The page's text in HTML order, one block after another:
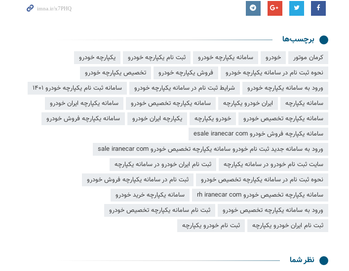
برچسب‌ها
کرمان موتور خودرو سامانه یکپارچه خودرو ثبت نام یکپارچه خودرو
یکپارچه خودرو
نحوه ثبت نام در سامانه یکپارچه خودرو
فروش یکپارچه خودرو
تخصیص یکپارچه خودرو
ورود به سامانه یکپارچه خودرو
شرایط ثبت نام در سامانه یکپارچه خودرو
سامانه ثبت نام یکپارچه خودرو ۱۴۰۱
سامانه یکپارچه
ایران خودرو یکپارچه سامانه یکپارچه تخصیص خودرو
سامانه یکپارچه ایران خودرو
سامانه يكپارچه تخصیص خودرو
خودرو یکپارچه یکپارچه ایران خودرو
سامانه یکپارچه فروش خودرو
سامانه یکپارچه فروش خودرو esale iranecar com
ورود به سامانه جدید ثبت نام خودرو سامانه یکپارچه تخصیص خودرو sale iranecar com
سایت ثبت نام خودرو در سامانه یکپارچه
ثبت نام ایران خودرو در سامانه یکپارچه
نحوه ثبت نام در سامانه یکپارچه تخصیص خودرو
ثبت‌ نام در سامانه یکپارچه فروش خودرو
سامانه یکپارچه تخصیص خودرو rh iranecar com
سامانه يكپارچه خريد خودرو
ورود به سامانه یکپارچه تخصیص خودرو
ثبت نام سامانه یکپارچه تخصیص خودرو
ثبت نام ایران خودرو یکپارچه
ثبت نام خودرو یکپارچه
نظر شما